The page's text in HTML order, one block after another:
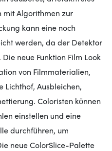
mit Algorithmen zur
kann eine noch
werden, da der Detektor
neue Funktion Film Look
von Filmmaterialien,
Lichthof, Ausbleichen,
Coloristen können
einstellen und eine
durchführen, um
neue ColorSlice-Palette